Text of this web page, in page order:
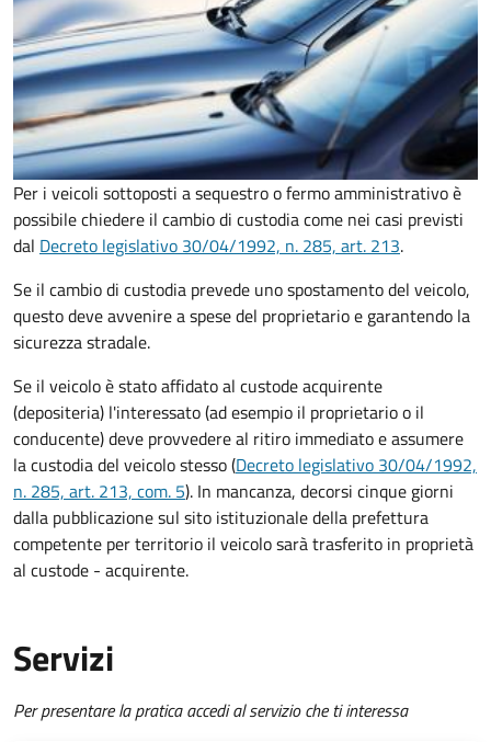
Per i veicoli sottoposti a sequestro o fermo amministrativo è
possibile chiedere il cambio di custodia come nei casi previsti
dal Decreto legislativo 30/04/1992, n. 285, art. 213.
Se il cambio di custodia prevede uno spostamento del veicolo,
questo deve avvenire a spese del proprietario e garantendo la
sicurezza stradale.
Se il veicolo è stato affidato al custode acquirente
(depositeria) l'interessato (ad esempio il proprietario o il
conducente) deve provvedere al ritiro immediato e assumere
la custodia del veicolo stesso (Decreto legislativo 30/04/1992,
n. 285, art. 213, com. 5). In mancanza, decorsi cinque giorni
dalla pubblicazione sul sito istituzionale della prefettura
competente per territorio il veicolo sarà trasferito in proprietà
al custode - acquirente.
Servizi
Per presentare la pratica accedi al servizio che ti interessa